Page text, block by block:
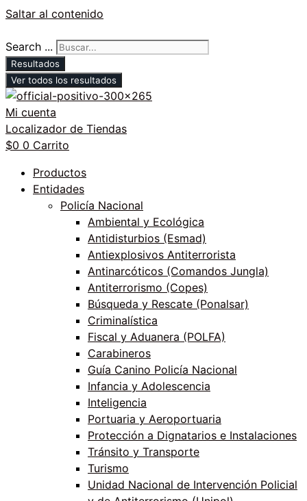
Saltar al contenido
Search ...
Resultados
Ver todos los resultados
Mi cuenta
Localizador de Tiendas
$0 0 Carrito
Productos
Entidades
Policía Nacional
Ambiental y Ecológica
Antidisturbios (Esmad)
Antiexplosivos Antiterrorista
Antinarcóticos (Comandos Jungla)
Antiterrorismo (Copes)
Búsqueda y Rescate (Ponalsar)
Criminalística
Fiscal y Aduanera (POLFA)
Carabineros
Guía Canino Policía Nacional
Infancia y Adolescencia
Inteligencia
Portuaria y Aeroportuaria
Protección a Dignatarios e Instalaciones
Tránsito y Transporte
Turismo
Unidad Nacional de Intervención Policial